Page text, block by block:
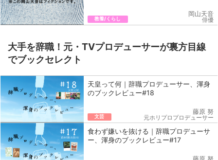
教養/くらし
岡山天音
俳優
大手を辞職！元・TVプロデューサーが裏方目線
でブックセレクト
天皇って何｜辞職プロデューサー、渾身
のブックレビュー#18
文芸
藤原 努
元ホリプロプロデューサー
食わず嫌いを抜ける｜辞職プロデューサ
ー、渾身のブックレビュー#17